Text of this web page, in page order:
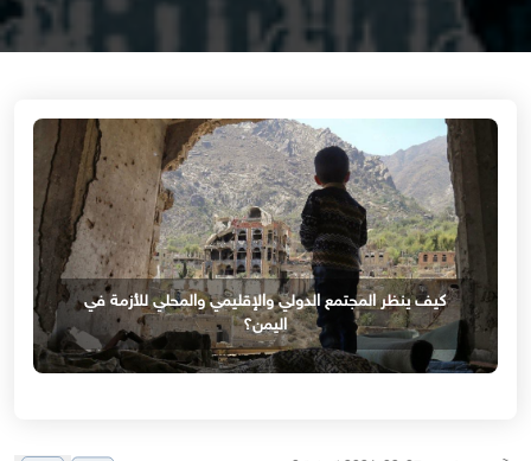
كيف ينظر المجتمع الدولي والإقليمي والمحلي للأزمة في
اليمن؟